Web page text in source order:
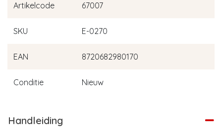
Artikelcode 67007
SKU E-0270
EAN 8720682980170
Conditie Nieuw
Handleiding